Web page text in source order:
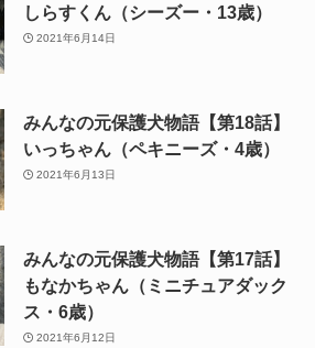
しらすくん（シーズー・13歳）
2021年6月14日
みんなの元保護犬物語【第18話】
いっちゃん（ペキニーズ・4歳）
2021年6月13日
みんなの元保護犬物語【第17話】
もなかちゃん（ミニチュアダック
ス・6歳）
2021年6月12日